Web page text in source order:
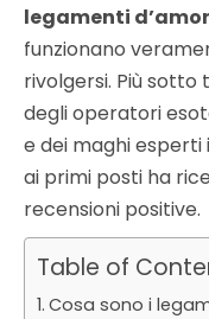
legamenti
funzionano
rivolgersi. Più
degli operatori
e dei maghi esperti
ai primi posti ha
recensioni positive.
Table of
Cosa sono i